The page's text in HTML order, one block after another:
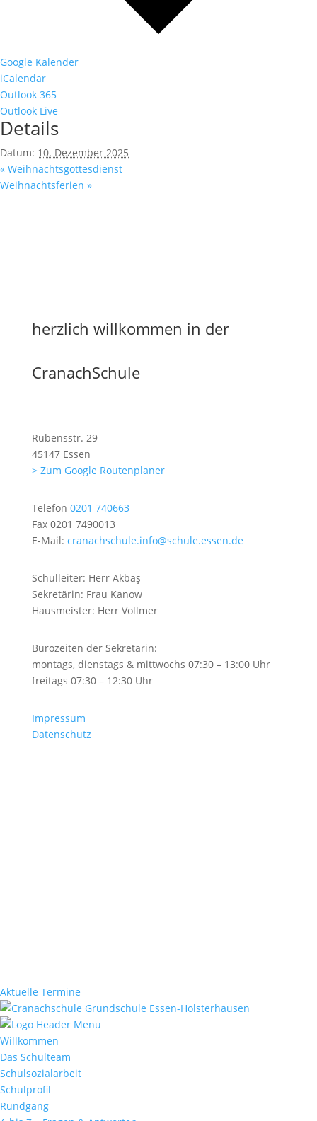
Google Kalender
iCalendar
Outlook 365
Outlook Live
Details
Datum: 10. Dezember 2025
« Weihnachtsgottesdienst
Weihnachtsferien »
herzlich willkommen in der
CranachSchule
Rubensstr. 29
45147 Essen
> Zum Google Routenplaner
Telefon 0201 740663
Fax0201 7490013
E-Mail: cranachschule.info@schule.essen.de
Schulleiter: Herr Akbaş
Sekretärin: Frau Kanow
Hausmeister: Herr Vollmer
Bürozeiten der Sekretärin:
montags, dienstags & mittwochs 07:30 – 13:00 Uhr
freitags 07:30 – 12:30 Uhr
Impressum
Datenschutz
Aktuelle Termine
Willkommen
Das Schulteam
Schulsozialarbeit
Schulprofil
Rundgang